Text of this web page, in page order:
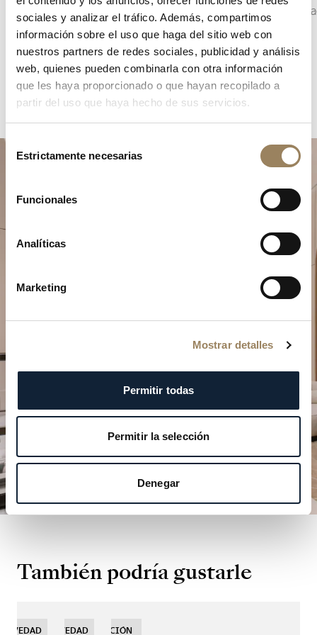
sociales y analizar el tráfico. Además, compartimos
información sobre el uso que haga del sitio web con
nuestros partners de redes sociales, publicidad y análisis
web, quienes pueden combinarla con otra información
que les haya proporcionado o que hayan recopilado a
partir del uso que haya hecho de sus servicios.
Selección
Estrictamente necesarias
Funcionales
Analíticas
Marketing
Mostrar detalles
Permitir todas
Permitir la selección
Denegar
la arquitectura de la esfera.
Planifique su momento de
También podría gustarle
NOVEDAD NOVEDAD
NOVEDAD
EDICIÓN